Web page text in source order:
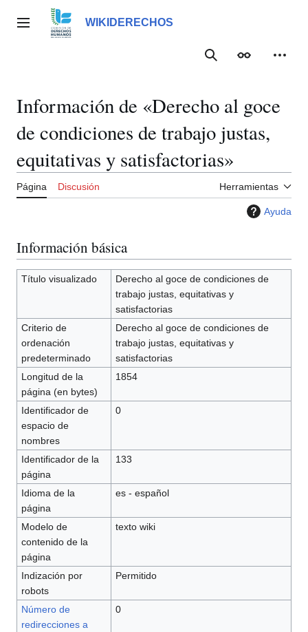
contenidoMenú principalWIKIDERECHOS
BuscarApariencia
Información de «Derecho al goce
de condiciones de trabajo justas,
equitativas y satisfactorias»
Página Discusión Herramientas
Ayuda
Información básica
Título visualizado
Derecho al goce de condiciones de
trabajo justas, equitativas y
satisfactorias
Criterio de
ordenación
predeterminado
Derecho al goce de condiciones de
trabajo justas, equitativas y
satisfactorias
Longitud de la
página (en bytes)
1854
Identificador de
espacio de
nombres
0
Identificador de la
página
133
Idioma de la
página
es - español
Modelo de
contenido de la
página
texto wiki
Indización por
robots
Permitido
Número de
redirecciones a
0